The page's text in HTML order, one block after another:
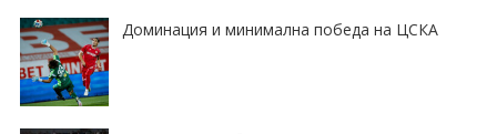
Доминация и минимална победа на ЦСКА